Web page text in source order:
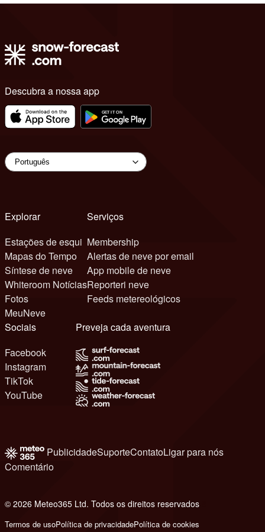
Descubra a nossa app
Explorar
Estações de esqui
Mapas do Tempo
Síntese de neve
Whiteroom Notícias
Fotos
MeuNeve
Serviços
Membership
Alertas de neve por email
App mobile de neve
Reporteri neve
Feeds metereológicos
Sociais
Facebook
Instagram
TikTok
YouTube
Preveja cada aventura
PublicidadeSuporteContatoLigar para nós
Comentário
© 2026 Meteo365 Ltd. Todos os direitos reservados
Termos de usoPolítica de privacidadePolítica de cookies